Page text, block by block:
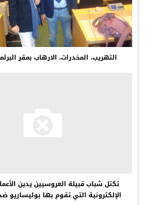
التهريب، المخدرات، الارهاب بمقر البرلمان الاروبي
تكتل شباب قبيلة العروسيين يدين
الإلكترونية التي تقوم بها بوليساريو